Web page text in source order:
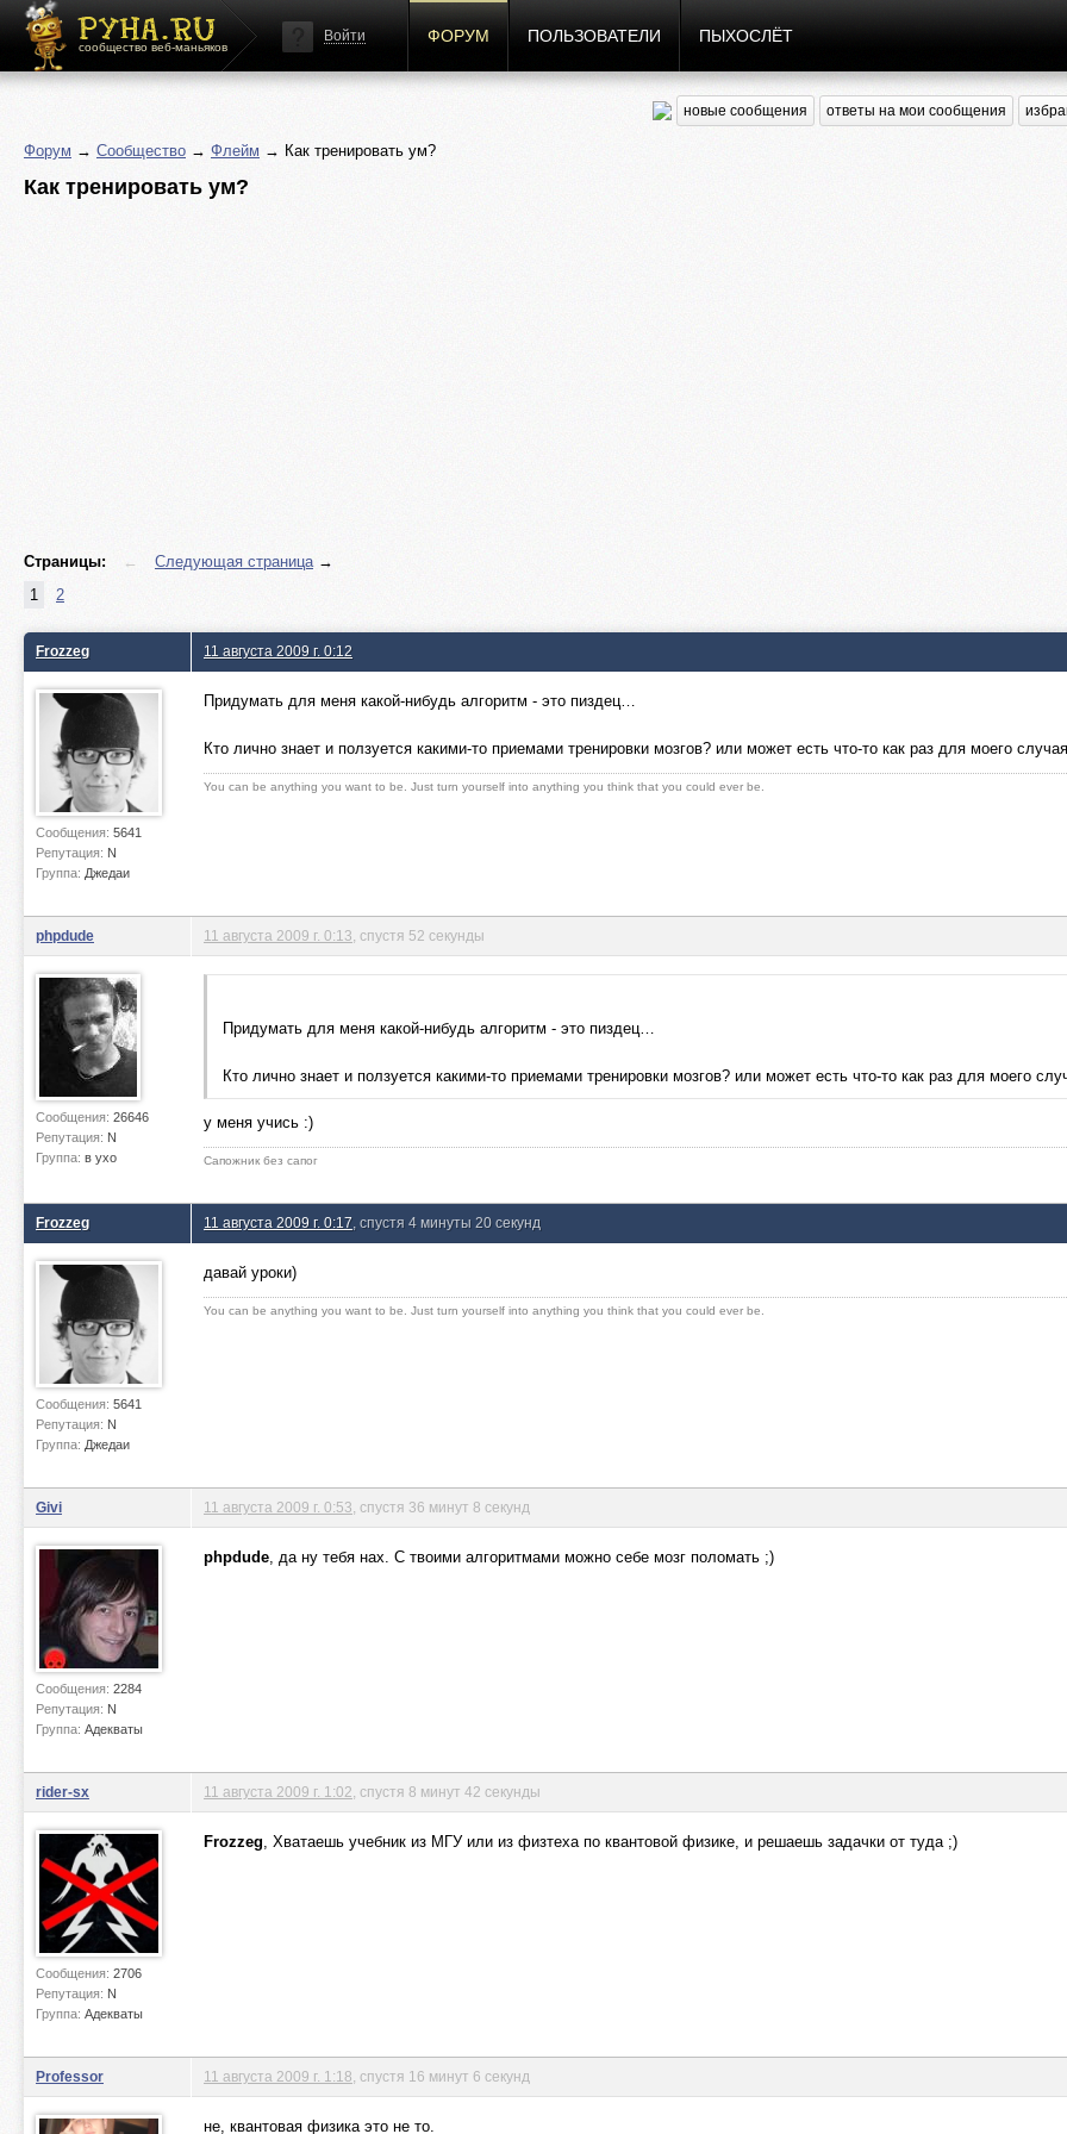
сообщество веб-маньяков
Войти ФОРУМ ПОЛЬЗОВАТЕЛИ ПЫХОСЛЁТ
новые сообщения ответы на мои сообщения
Форум → Сообщество → Флейм → Как тренировать ум?
Как тренировать ум?
Страницы: ← Следующая страница→
1
2
Frozzeg
Сообщения: 5641
Репутация: N
Группа: Джедаи
11 августа 2009 г. 0:12
Придумать для меня какой-нибудь алгоритм - это пиздец…
Кто лично знает и ползуется какими-то приемами тренировки мозгов? или может есть что-то как раз для моего
You can be anything you want to be. Just turn yourself into anything you think that you could ever be.
phpdude
Сообщения: 26646
Репутация: N
Группа: в ухо
11 августа 2009 г. 0:13 , спустя 52 секунды
Придумать для меня какой-нибудь алгоритм - это пиздец…
Кто лично знает и ползуется какими-то приемами тренировки мозгов? или может есть что-то как раз для моего
у меня учись :)
Сапожник без сапог
Frozzeg
Сообщения: 5641
Репутация: N
Группа: Джедаи
11 августа 2009 г. 0:17 , спустя 4 минуты 20 секунд
давай уроки)
You can be anything you want to be. Just turn yourself into anything you think that you could ever be.
Givi
Сообщения: 2284
Репутация: N
Группа: Адекваты
11 августа 2009 г. 0:53 , спустя 36 минут 8 секунд
phpdude, да ну тебя нах. С твоими алгоритмами можно себе мозг поломать ;)
rider-sx
Сообщения: 2706
Репутация: N
Группа: Адекваты
11 августа 2009 г. 1:02 , спустя 8 минут 42 секунды
Frozzeg, Хватаешь учебник из МГУ или из физтеха по квантовой физике, и решаешь задачки от туда ;)
Professor 11 августа 2009 г. 1:18 , спустя 16 минут 6 секунд
не, квантовая физика это не то.